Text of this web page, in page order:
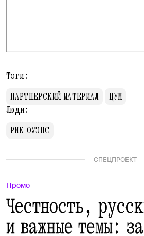
Тэги:
ПАРТНЕРСКИЙ МАТЕРИАЛ
ЦУМ
Люди:
РИК ОУЭНС
СПЕЦПРОЕКТ
Промо
Честность,
и важные темы: